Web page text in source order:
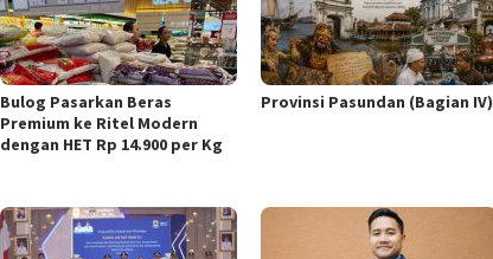
Bulog Pasarkan Beras
Premium ke Ritel Modern
dengan HET Rp 14.900 per Kg
Provinsi Pasundan (Bagian IV)